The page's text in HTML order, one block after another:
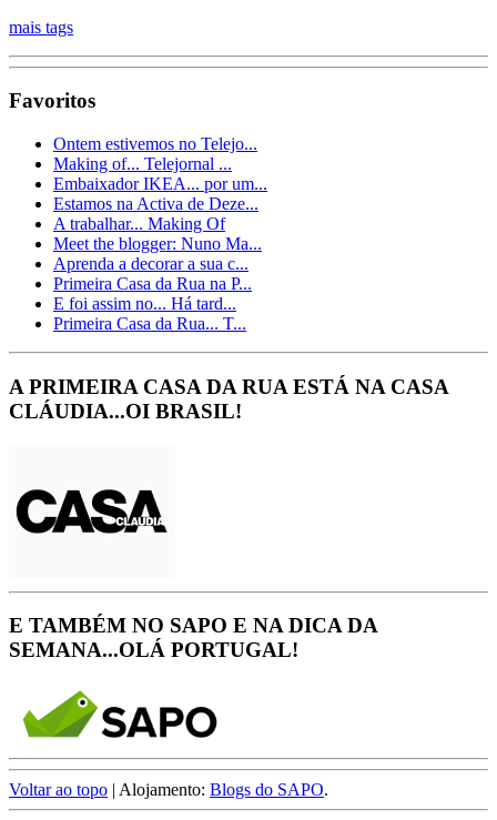
mais tags
Favoritos
Ontem estivemos no Telejo...
Making of... Telejornal ...
Embaixador IKEA... por um...
Estamos na Activa de Deze...
A trabalhar... Making Of
Meet the blogger: Nuno Ma...
Aprenda a decorar a sua c...
Primeira Casa da Rua na P...
E foi assim no... Há tard...
Primeira Casa da Rua... T...
A PRIMEIRA CASA DA RUA ESTÁ NA CASA
CLÁUDIA...OI BRASIL!
E TAMBÉM NO SAPO E NA DICA DA
SEMANA...OLÁ PORTUGAL!
Voltar ao topo | Alojamento: Blogs do SAPO.